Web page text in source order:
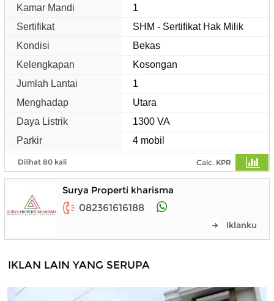
Kamar Mandi
1
Sertifikat
SHM - Sertifikat Hak Milik
Kondisi
Bekas
Kelengkapan
Kosongan
Jumlah Lantai
1
Menghadap
Utara
Daya Listrik
1300 VA
Parkir
4 mobil
Dilihat 80 kali Calc. KPR
Surya Properti kharisma
082361616188
Iklanku
IKLAN LAIN YANG SERUPA